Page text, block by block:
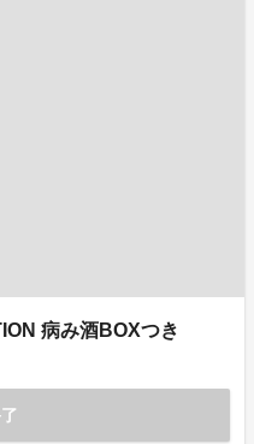
病み酒BOXつき